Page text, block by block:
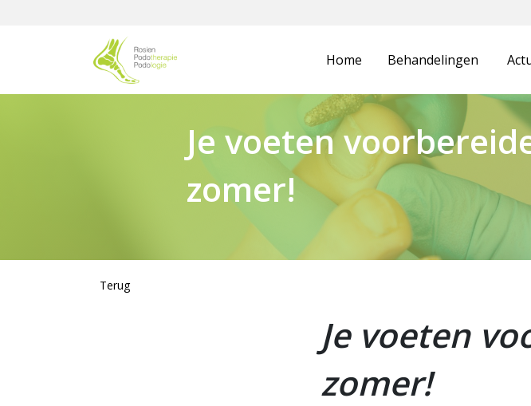
Home Behandelingen
Je voeten
zomer!
Terug
Je voeten
zomer!